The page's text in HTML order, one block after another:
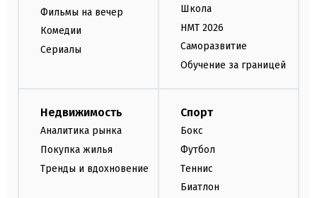
Фильмы на вечер
Комедии
Сериалы
Школа
НМТ 2026
Саморазвитие
Обучение за границей
Недвижимость
Аналитика рынка
Покупка жилья
Тренды и вдохновение
Спорт
Бокс
Футбол
Теннис
Биатлон